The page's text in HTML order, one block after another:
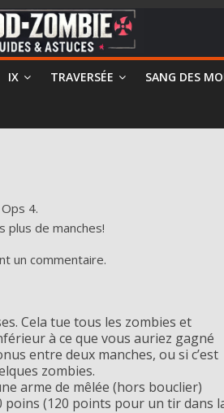
IX TRAVERSÉE SANG DES
4.
plus de manches!
un commentaire.
Cela tue tous les zombies et
à ce que vous auriez gagné
entre deux manches, ou si c’est
zombies.
arme de mêlée (hors bouclier)
(120 points pour un tir dans